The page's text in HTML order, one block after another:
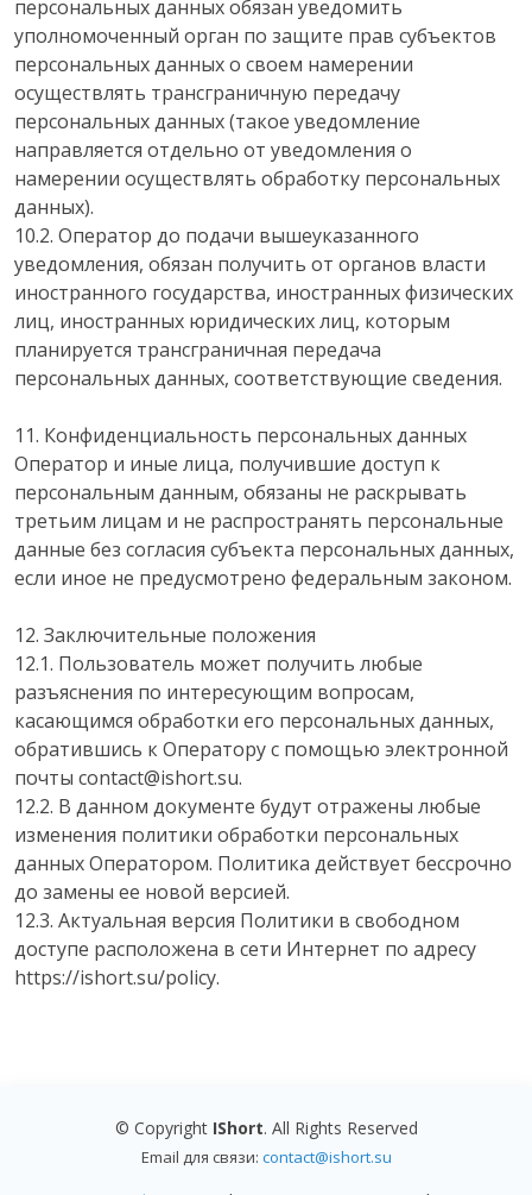
персональных данных обязан уведомить
уполномоченный орган по защите прав субъектов
персональных данных о своем намерении
осуществлять трансграничную передачу
персональных данных (такое уведомление
направляется отдельно от уведомления о
намерении осуществлять обработку персональных
данных).
10.2. Оператор до подачи вышеуказанного
уведомления, обязан получить от органов власти
иностранного государства, иностранных физических
лиц, иностранных юридических лиц, которым
планируется трансграничная передача
персональных данных, соответствующие сведения.
11. Конфиденциальность персональных данных
Оператор и иные лица, получившие доступ к
персональным данным, обязаны не раскрывать
третьим лицам и не распространять персональные
данные без согласия субъекта персональных данных,
если иное не предусмотрено федеральным законом.
12. Заключительные положения
12.1. Пользователь может получить любые
разъяснения по интересующим вопросам,
касающимся обработки его персональных данных,
обратившись к Оператору с помощью электронной
почты contact@ishort.su.
12.2. В данном документе будут отражены любые
изменения политики обработки персональных
данных Оператором. Политика действует бессрочно
до замены ее новой версией.
12.3. Актуальная версия Политики в свободном
доступе расположена в сети Интернет по адресу
https://ishort.su/policy.
© Copyright IShort. All Rights Reserved
Email для связи: contact@ishort.su